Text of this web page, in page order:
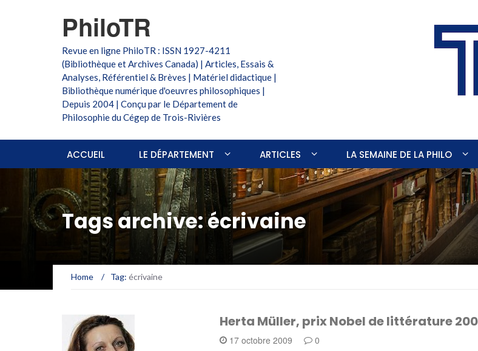
PhiloTR
Revue en ligne PhiloTR : ISSN 1927-4211
(Bibliothèque et Archives Canada) | Articles, Essais &
Analyses, Référentiel & Brèves | Matériel didactique |
Bibliothèque numérique d'oeuvres philosophiques |
Depuis 2004 | Conçu par le Département de
Philosophie du Cégep de Trois-Rivières
ACCUEIL LE DÉPARTEMENT ARTICLES LA SEMAINE DE LA PHILO
Tags archive: écrivaine
Home / Tag: écrivaine
Herta Müller, prix Nobel de littérature
17 octobre 2009 0